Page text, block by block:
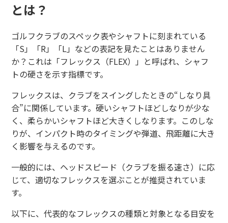
とは？
ゴルフクラブのスペック表やシャフトに刻まれている
「S」「R」「L」などの表記を見たことはありません
か？これは「フレックス（FLEX）」と呼ばれ、シャフ
トの硬さを示す指標です。
フレックスは、クラブをスイングしたときの“しなり具
合”に関係しています。硬いシャフトほどしなりが少な
く、柔らかいシャフトほど大きくしなります。このしな
りが、インパクト時のタイミングや弾道、飛距離に大き
く影響を与えるのです。
一般的には、ヘッドスピード（クラブを振る速さ）に応
じて、適切なフレックスを選ぶことが推奨されていま
す。
以下に、代表的なフレックスの種類と対象となる目安を